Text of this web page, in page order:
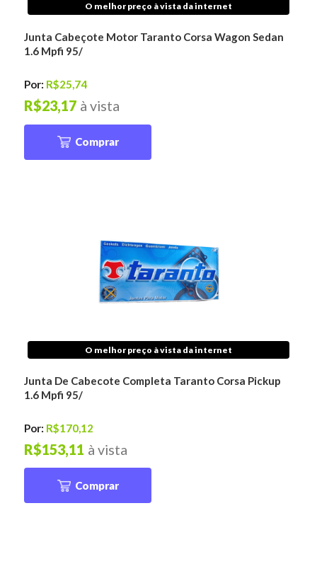
O melhor preço à vista da internet
Junta Cabeçote Motor Taranto Corsa Wagon Sedan
1.6 Mpfi 95/
Por: R$25,74
à vista
R$23,17
Comprar
O melhor preço à vista da internet
Junta De Cabecote Completa Taranto Corsa Pickup
1.6 Mpfi 95/
Por: R$170,12
à vista
R$153,11
Comprar